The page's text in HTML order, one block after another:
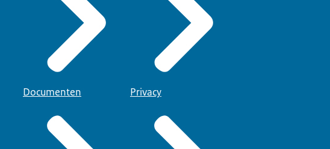
Documenten Privacy